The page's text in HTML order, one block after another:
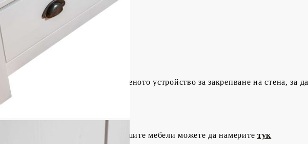
Д x В)
с прът за окачване
този продукт с предоставеното устройство за закрепване на стена, за да
на преобръщането на вашите мебели можете да намерите тук